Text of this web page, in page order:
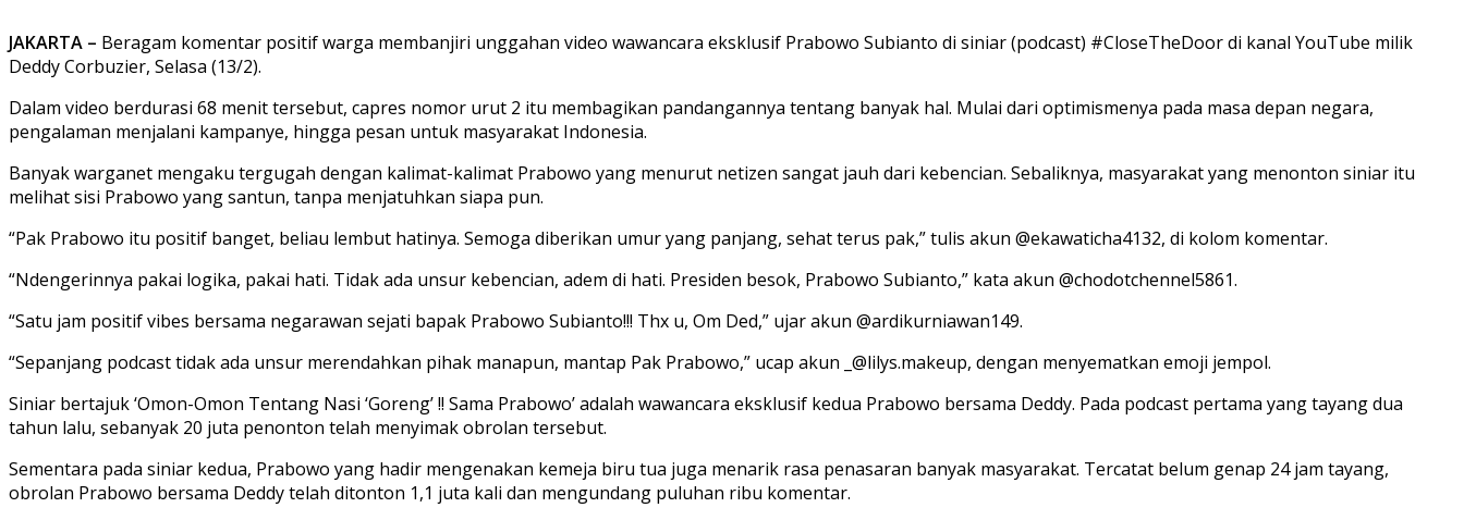
JAKARTA – Beragam komentar positif warga membanjiri unggahan video wawancara eksklusif Prabowo Subianto di siniar (podcast) #CloseTheDoor di kanal YouTube milik
Deddy Corbuzier, Selasa (13/2).
Dalam video berdurasi 68 menit tersebut, capres nomor urut 2 itu membagikan pandangannya tentang banyak hal. Mulai dari optimismenya pada masa depan negara,
pengalaman menjalani kampanye, hingga pesan untuk masyarakat Indonesia.
Banyak warganet mengaku tergugah dengan kalimat-kalimat Prabowo yang menurut netizen sangat jauh dari kebencian. Sebaliknya, masyarakat yang menonton siniar itu
melihat sisi Prabowo yang santun, tanpa menjatuhkan siapa pun.
“Pak Prabowo itu positif banget, beliau lembut hatinya. Semoga diberikan umur yang panjang, sehat terus pak,” tulis akun @ekawaticha4132, di kolom komentar.
“Ndengerinnya pakai logika, pakai hati. Tidak ada unsur kebencian, adem di hati. Presiden besok, Prabowo Subianto,” kata akun @chodotchennel5861.
“Satu jam positif vibes bersama negarawan sejati bapak Prabowo Subianto!!! Thx u, Om Ded,” ujar akun @ardikurniawan149.
“Sepanjang podcast tidak ada unsur merendahkan pihak manapun, mantap Pak Prabowo,” ucap akun _@lilys.makeup, dengan menyematkan emoji jempol.
Siniar bertajuk ‘Omon-Omon Tentang Nasi ‘Goreng’ !! Sama Prabowo’ adalah wawancara eksklusif kedua Prabowo bersama Deddy. Pada podcast pertama yang tayang dua
tahun lalu, sebanyak 20 juta penonton telah menyimak obrolan tersebut.
Sementara pada siniar kedua, Prabowo yang hadir mengenakan kemeja biru tua juga menarik rasa penasaran banyak masyarakat. Tercatat belum genap 24 jam tayang,
obrolan Prabowo bersama Deddy telah ditonton 1,1 juta kali dan mengundang puluhan ribu komentar.